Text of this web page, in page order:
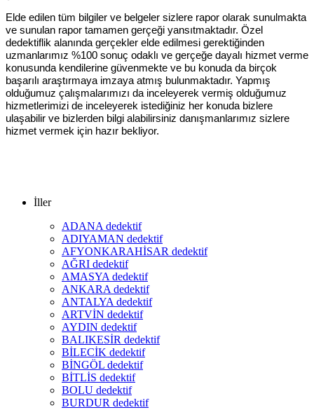
Elde edilen tüm bilgiler ve belgeler sizlere rapor olarak sunulmakta
ve sunulan rapor tamamen gerçeği yansıtmaktadır. Özel
dedektiflik alanında gerçekler elde edilmesi gerektiğinden
uzmanlarımız %100 sonuç odaklı ve gerçeğe dayalı hizmet verme
konusunda kendilerine güvenmekte ve bu konuda da birçok
başarılı araştırmaya imzaya atmış bulunmaktadır. Yapmış
olduğumuz çalışmalarımızı da inceleyerek vermiş olduğumuz
hizmetlerimizi de inceleyerek istediğiniz her konuda bizlere
ulaşabilir ve bizlerden bilgi alabilirsiniz danışmanlarımız sizlere
hizmet vermek için hazır bekliyor.
İller
ADANA dedektif
ADIYAMAN dedektif
AFYONKARAHİSAR dedektif
AĞRI dedektif
AMASYA dedektif
ANKARA dedektif
ANTALYA dedektif
ARTVİN dedektif
AYDIN dedektif
BALIKESİR dedektif
BİLECİK dedektif
BİNGÖL dedektif
BİTLİS dedektif
BOLU dedektif
BURDUR dedektif